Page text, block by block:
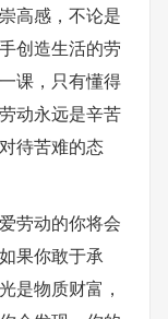
高感，不论是
创造生活的劳
课，只有懂得
动永远是辛苦
待苦难的态
劳动的你将会
果你敢于承
是物质财富，